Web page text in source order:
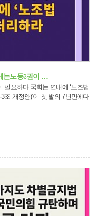
는노동3권이 …
내에 ‘노조법